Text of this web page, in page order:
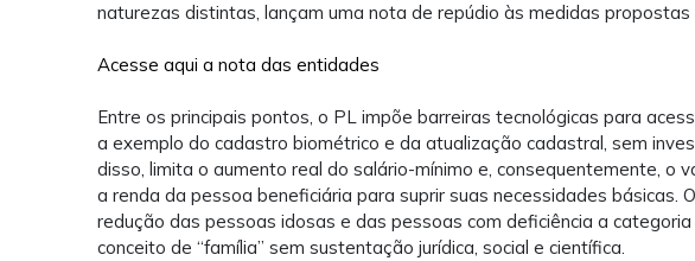
naturezas distintas, lançam uma nota de repúdio às medidas
Acesse aqui a nota das entidades
Entre os principais pontos, o PL impõe barreiras tecnológicas para
a exemplo do cadastro biométrico e da atualização cadastral, sem
disso, limita o aumento real do salário-mínimo e, consequentemente, o
a renda da pessoa beneficiária para suprir suas necessidades básicas.
redução das pessoas idosas e das pessoas com deficiência a categoria
conceito de “família” sem sustentação jurídica, social e científica.